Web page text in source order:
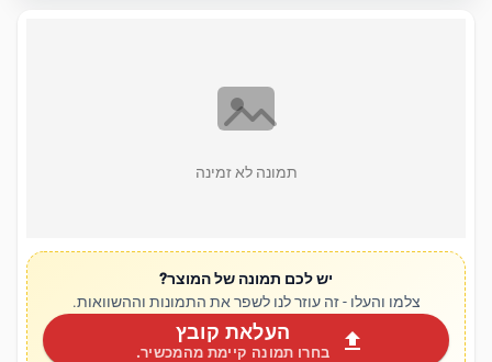
תמונה לא זמינה
יש לכם תמונה של המוצר?
צלמו והעלו - זה עוזר לנו לשפר את התמונות וההשוואות.
upload העלאת קובץ
בחרו תמונה קיימת מהמכשיר.